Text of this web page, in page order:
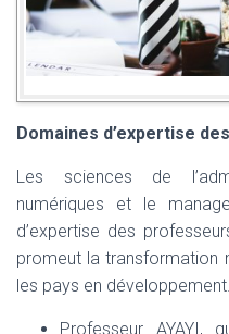
Domaines d’expertise
Les sciences de
numériques et le
d’expertise des
promeut la transformation
les pays en développement.
Professeur AYAYI,